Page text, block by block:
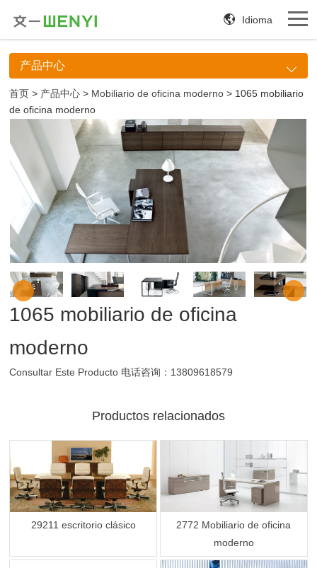
Idioma
产品中心
首页 > 产品中心 > Mobiliario de oficina moderno > 1065 mobiliario
de oficina moderno
1065 mobiliario de oficina
moderno
Consultar Este Producto 电话咨询：13809618579
Productos relacionados
29211 escritorio clásico
2772 Mobiliario de oficina
moderno